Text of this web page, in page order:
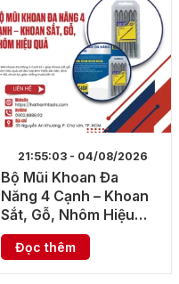
21:55:03 - 04/08/2026
Bộ Mũi Khoan Đa
Năng 4 Cạnh – Khoan
Sắt, Gỗ, Nhôm Hiệu
Quả
Đọc thêm